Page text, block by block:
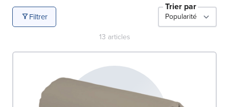
Filtrer
Trier par
13 articles